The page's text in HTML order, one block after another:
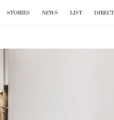
.EAT
STORIES NEWS LIST